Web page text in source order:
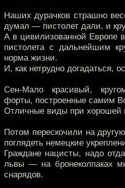
Наших дурачков страшно
думал — пистолет дали, и
А в цивилизованной Европе
пистолета с дальнейшим
норма жизни.
И, как нетрудно догадаться,
Сен-Мало красивый,
форты, построенные самим
Отличные виды при хорошей
Потом перескочили на
поглядеть немецкие
Граждане нацисты, надо
львы — на бронеколпаках
снарядов.